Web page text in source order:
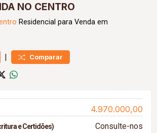
NO CENTRO
Residencial para Venda em
| Comparar
4.970.000,00
e Certidões) Consulte-nos